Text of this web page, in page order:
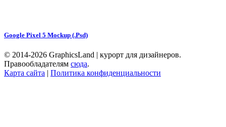
Google Pixel 5 Mockup (.Psd)
© 2014-2026 GraphicsLand | курорт для дизайнеров.
Правообладателям сюда.
Карта сайта | Политика конфиденциальности